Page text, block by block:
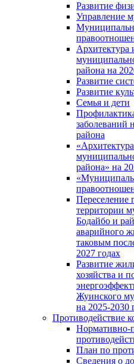
Развитие
Управление
Архитектура
района на
Развитие
Развитие
Семья и дети
заболеваний
района
района» на
территории
Бодайбо и
аварийного
таковым
2027 годах
Развитие
хозяйства и
Жуинского
на 2025-2030
Противодействие
Нормативно-
План по
Сведения о